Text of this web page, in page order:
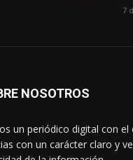
7
NOSOTROS
un periódico digital con
con un carácter claro y